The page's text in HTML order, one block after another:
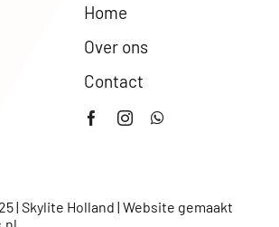
Home
Over ons
Contact
| Skylite Holland | Website gemaakt